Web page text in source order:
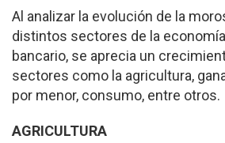
Al analizar la evolu­ción de la
distintos sectores de la
bancario, se aprecia un
sectores como la agricul­tura,
por menor, consumo, entre otros.
AGRICULTURA